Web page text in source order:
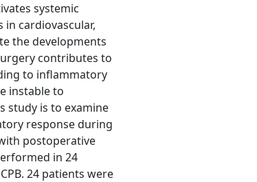
systemic
cardiovascular,
the developments
contributes to
to inflammatory
instable to
study is to examine
response during
postoperative
in 24
24 patients were